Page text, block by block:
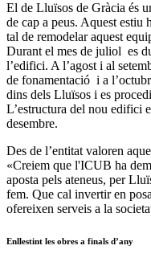
El de Lluïsos de Gràcia és
de cap a peus. Aquest estiu
tal de remodelar aquest
Durant el mes de juliol es
l’edifici. A l’agost i al
de fonamentació i a
dins dels Lluïsos i es
L’estructura del nou edifici
desembre.
Des de l’entitat valoren
«Creiem que l'ICUB ha
aposta pels ateneus, per
fem. Que cal invertir en
ofereixen serveis a la
Enllestint les obres a finals d’any